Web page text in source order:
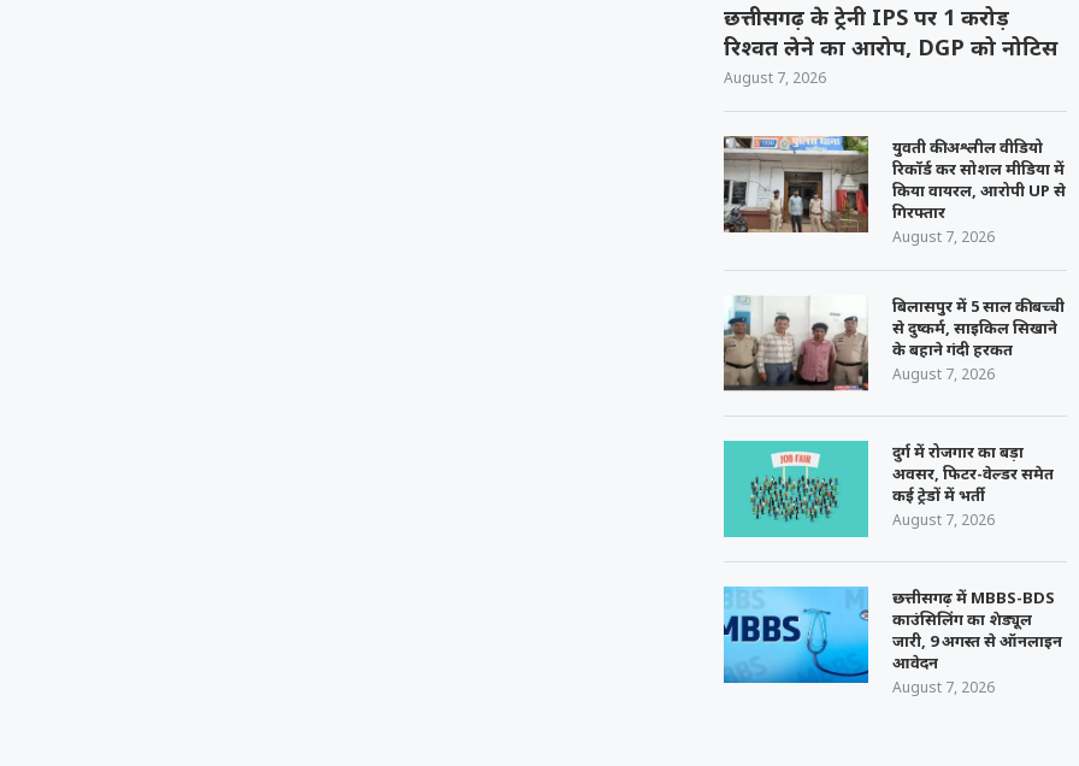
छत्तीसगढ़ के ट्रेनी IPS पर 1 करोड़
रिश्वत लेने का आरोप, DGP को नोटिस
August 7, 2026
युवती की अश्लील वीडियो
रिकॉर्ड कर सोशल मीडिया में
किया वायरल, आरोपी UP से
गिरफ्तार
August 7, 2026
बिलासपुर में 5 साल की बच्ची
से दुष्कर्म, साइकिल सिखाने
के बहाने गंदी हरकत
August 7, 2026
दुर्ग में रोजगार का बड़ा
अवसर, फिटर-वेल्डर समेत
कई ट्रेडों में भर्ती
August 7, 2026
छत्तीसगढ़ में MBBS-BDS
काउंसिलिंग का शेड्यूल
जारी, 9 अगस्त से ऑनलाइन
आवेदन
August 7, 2026